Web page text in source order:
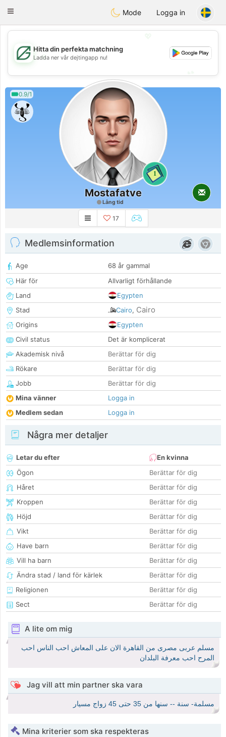
GulfDating
Toggle
Mode Logga in
💖
💕
Hitta din perfekta matchning
Ladda ner vår dejtingapp nu!
0.9/1
1
Mostafatve
Lång tid
17
Medlemsinformation
Age
68 år gammal
Här för
Allvarligt förhållande
Land
Egypten
Stad
Cairo, Cairo
Origins
Egypten
Civil status
Det är komplicerat
Akademisk nivå
Berättar för dig
Rökare
Berättar för dig
Jobb
Berättar för dig
Mina vänner
Logga in
Medlem sedan
Logga in
Några mer detaljer
Letar du efter
En kvinna
Ögon
Berättar för dig
Håret
Berättar för dig
Kroppen
Berättar för dig
Höjd
Berättar för dig
Vikt
Berättar för dig
Have barn
Berättar för dig
Vill ha barn
Berättar för dig
Ändra stad / land för kärlek
Berättar för dig
Religionen
Berättar för dig
Sect
Berättar för dig
A lite om mig
مسلم عربى مصرى من القاهرة الان على المعاش احب الناس احب
المرح احب معرفة البلدان
Jag vill att min partner ska vara
مسلمة- سنة -- سنها من 35 حتى 45 زواج مسيار
Mina kriterier som ska respekteras